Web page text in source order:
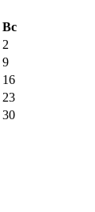
Вс
2
9
16
23
30